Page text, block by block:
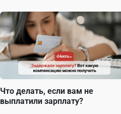
Что делать, если вам не
выплатили зарплату?